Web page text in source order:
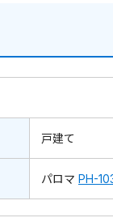
戸建て
パロマ PH-